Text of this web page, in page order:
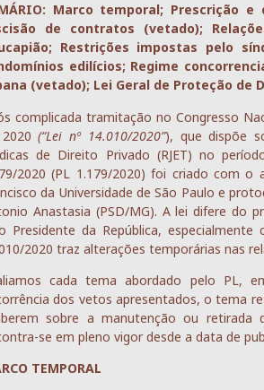
Marco temporal; Prescrição
de contratos (vetado);
Restrições impostas pelo
edilícios; Regime
(vetado); Lei Geral de Proteção de
complicada tramitação no Congresso
2020(“Lei nº 14.010/2020”), que dispõe
de Direito Privado (RJET) no
2020 (PL 1.179/2020) foi criado com
da Universidade de São Paulo e
Anastasia (PSD/MG). A lei difere do
Presidente da República,
2020 traz alterações temporárias nas
cada tema abordado pelo PL,
dos vetos apresentados, o tema
sobre a manutenção ou retirada
se em pleno vigor desde a data de
TEMPORAL